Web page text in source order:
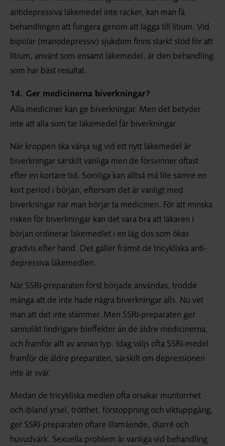
antidepressiva läkemedel inte räcker, kan man få
behandlingen att fungera genom att lägga till litium. Vid
bipolär (manodepressiv) sjukdom finns starkt stöd för att
litium, använt som ensamt läkemedel, är den behandling
som har bäst resultat.
14. Ger medicinerna biverkningar?
Alla mediciner kan ge biverkningar. Men det betyder
inte att alla som tar läkemedel får biverkningar.
När kroppen ska vänja sig vid ett nytt läkemedel är
biverkningar särskilt vanliga men de försvinner oftast
efter en kortare tid. Somliga kan alltså må lite sämre en
kort period i början, eftersom det är vanligt med
biverkningar när man börjar ta medicinen. För att minska
risken för biverkningar kan det vara bra att läkaren i
början ordinerar läkemedlet i en låg dos som ökas
gradvis efter hand. Det gäller främst de tricykliska anti-
depressiva läkemedlen.
När SSRI-preparaten först började användas, trodde
många att de inte hade några biverkningar alls. Nu vet
man att det inte stämmer. Men SSRI-preparaten ger
sannolikt lindrigare bieffekter än de äldre medicinerna,
och framför allt av annan typ. Idag väljs ofta SSRI-medel
framför de äldre preparaten, särskilt om depressionen
inte är svår.
Medan de tricykliska medlen ofta orsakar muntorrhet
och ibland yrsel, trötthet, förstoppning och viktuppgång,
ger SSRI-preparaten oftare illamående, diarré och
huvudvärk. Sexuella problem är vanliga vid behandling